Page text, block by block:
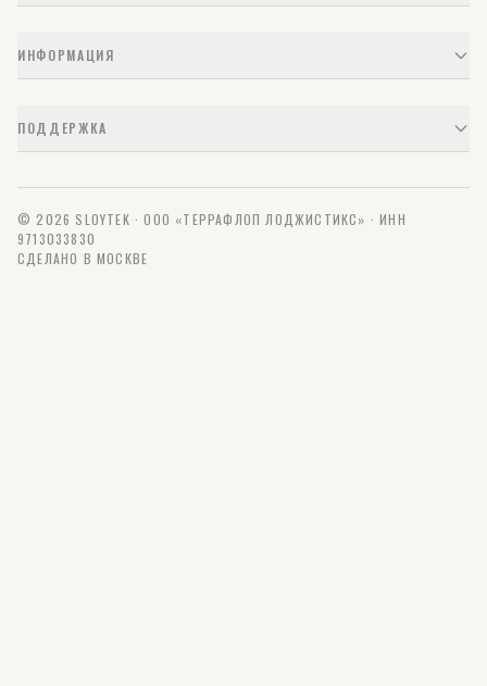
ИНФОРМАЦИЯ
ПОДДЕРЖКА
© 2026 SLOYTEK · ООО «ТЕРРАФЛОП ЛОДЖИСТИКС» · ИНН
9713033830
СДЕЛАНО В МОСКВЕ